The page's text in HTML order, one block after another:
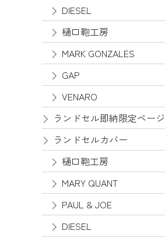
DIESEL
樋口鞄工房
MARK GONZALES
GAP
VENARO
ランドセル即納限定ページ
ランドセルカバー
樋口鞄工房
MARY QUANT
PAUL & JOE
DIESEL